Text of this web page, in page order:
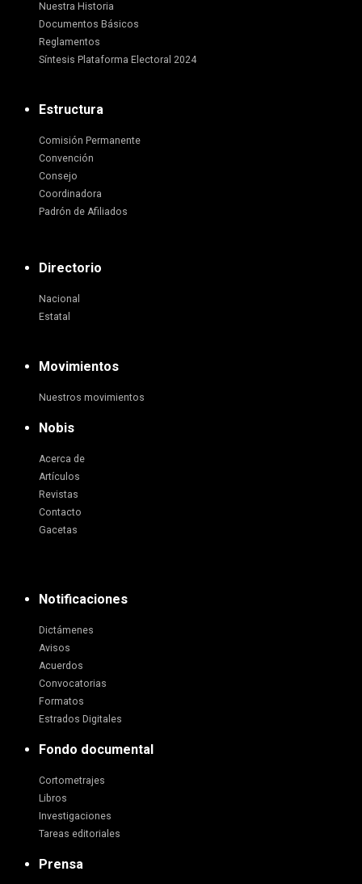
Nuestra Historia
Documentos Básicos
Reglamentos
Síntesis Plataforma Electoral 2024
Estructura
Comisión Permanente
Convención
Consejo
Coordinadora
Padrón de Afiliados
Directorio
Nacional
Estatal
Movimientos
Nuestros movimientos
Nobis
Acerca de
Artículos
Revistas
Contacto
Gacetas
Notificaciones
Dictámenes
Avisos
Acuerdos
Convocatorias
Formatos
Estrados Digitales
Fondo documental
Cortometrajes
Libros
Investigaciones
Tareas editoriales
Prensa